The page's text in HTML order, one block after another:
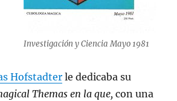
Investigación y Ciencia Mayo 1981
Hofstadter le dedicaba su
Themas en la que, con una